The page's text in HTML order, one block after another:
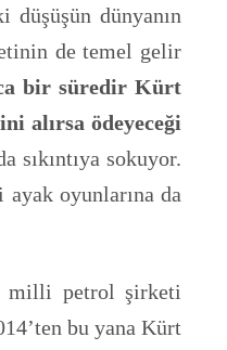
dünyanın
de temel gelir
bir süredir Kürt
alırsa ödeyeceği
sokuyor.
oyunlarına da
milli petrol şirketi
bu yana Kürt